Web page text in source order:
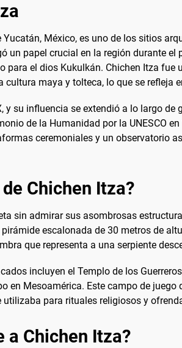
México, es uno de los sitios
un papel crucial en la región durante
para el dios Kukulkán. Chichen Itza
maya y tolteca, lo que se refleja
y su influencia se extendió a lo largo
de la Humanidad por la UNESCO
ceremoniales y un observatorio
Chichen Itza?
sin admirar sus asombrosas
escalonada de 30 metros de
que representa a una serpiente
incluyen el Templo de los
en Mesoamérica. Este campo de
utilizaba para rituales religiosos y
a Chichen Itza?